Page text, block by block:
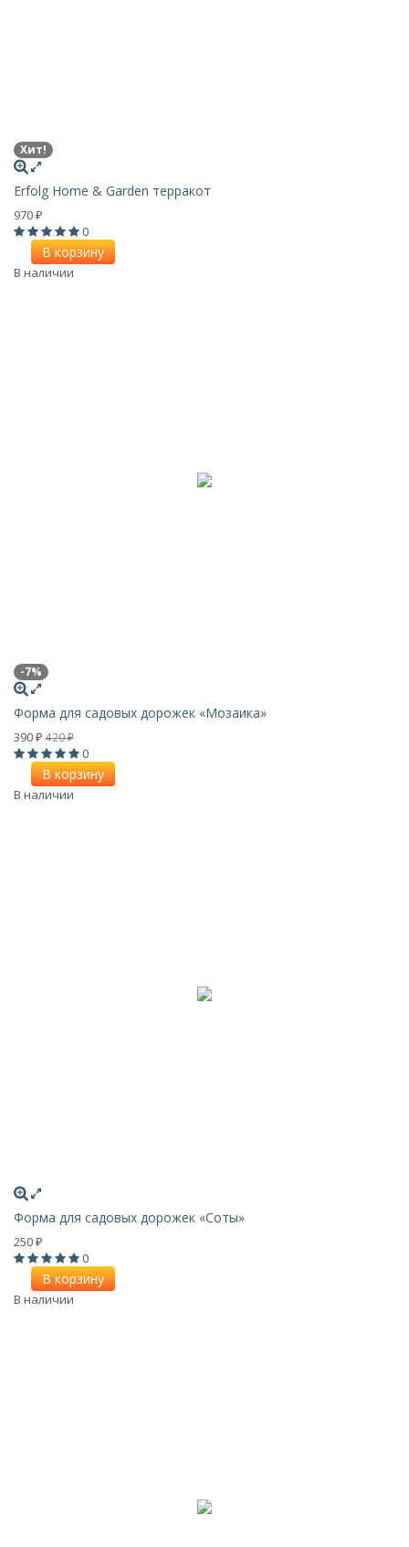
Хит!
Erfolg Home & Garden терракот
970 ₽
0
В корзину
В наличии
-7%
Форма для садовых дорожек «Мозаика»
390 ₽ 420₽
0
В корзину
В наличии
Форма для садовых дорожек «Соты»
250 ₽
0
В корзину
В наличии